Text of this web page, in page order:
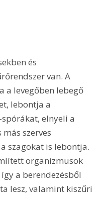
és
van. A
a levegőben lebegő
lebontja a
elnyeli a
szerves
szagokat is lebontja.
organizmusok
a berendezésből
lesz, valamint kiszűri